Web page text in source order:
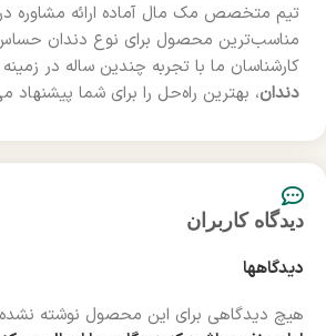
تیم متخصص مک مال آماده ارائه مشاوره در
مناسب‌ترین محصول برای نوع دندان
کارشناسان ما با تجربه چندین ساله در زمینه
دندان، بهترین راه‌حل را برای شما پیشنهاد
دیدگاه کاربران
دیدگاهها
هیچ دیدگاهی برای این محصول نوشته